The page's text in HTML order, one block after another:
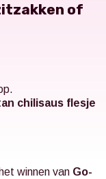
of
chilisaus flesje
winnen van Go-